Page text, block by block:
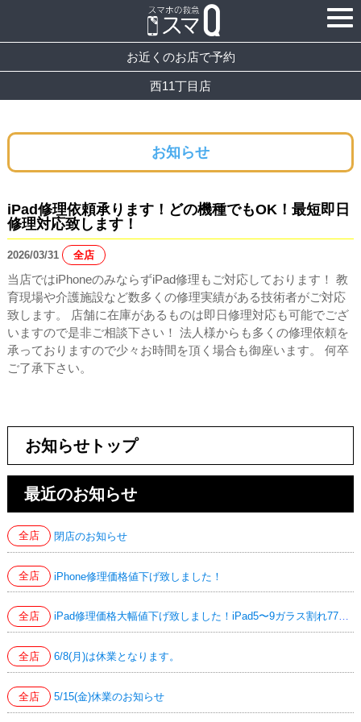
お近くのお店で予約
西11丁目店
お知らせ
iPad修理依頼承ります！どの機種でもOK！最短即日
修理対応致します！
2026/03/31 全店
当店ではiPhoneのみならずiPad修理もご対応しております！ 教
育現場や介護施設など数多くの修理実績がある技術者がご対応
致します。 店舗に在庫があるものは即日修理対応も可能でござ
いますので是非ご相談下さい！ 法人様からも多くの修理依頼を
承っておりますので少々お時間を頂く場合も御座います。 何卒
ご了承下さい。
お知らせトップ
最近のお知らせ
全店 閉店のお知らせ
全店 iPhone修理価格値下げ致しました！
全店 iPad修理価格大幅値下げ致しました！iPad5〜9ガラス割れ7700円！iPad Air4/5液晶交換24200円！
全店 6/8(月)は休業となります。
全店 5/15(金)休業のお知らせ